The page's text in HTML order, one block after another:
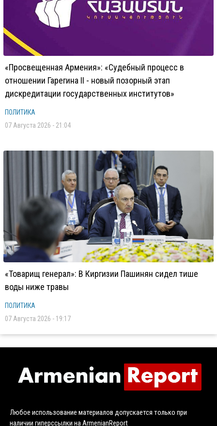
«Просвещенная Армения»: «Судебный процесс в
отношении Гарегина II - новый позорный этап
дискредитации государственных институтов»
ПОЛИТИКА
07 Августа 2026 - 21:04
«Товарищ генерал»: В Киргизии Пашинян сидел тише
воды ниже травы
ПОЛИТИКА
07 Августа 2026 - 19:17
Любое использование материалов допускается только при
наличии гиперссылки на ArmenianReport